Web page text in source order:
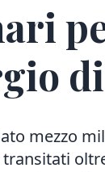
mezzo
transitati